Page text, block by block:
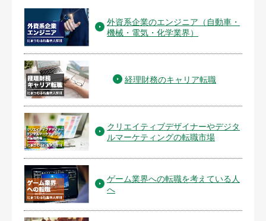
外資系企業のエンジニア（自動車・
機械・電気・化学業界）
経理財務のキャリア転職
クリエイティブデザイナーやデジタ
ルマーケティングの転職市場
ゲーム業界への転職を考えている人
へ